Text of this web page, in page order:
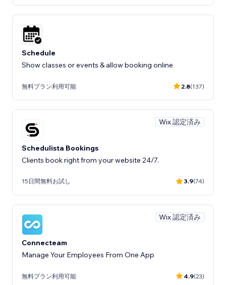
Schedule
Show classes or events & allow booking online
無料プラン利用可能 2.8(137)
Wix 認定済み
Schedulista Bookings
Clients book right from your website 24/7.
15日間無料お試し 3.9(74)
Wix 認定済み
Connecteam
Manage Your Employees From One App
無料プラン利用可能 4.9(23)